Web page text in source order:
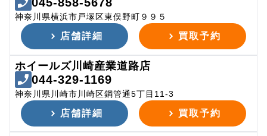
神奈川県横浜市戸塚区東俣野町９９５
店舗詳細 買取予約
ホイールズ川崎産業道路店
044-329-1169
神奈川県川崎市川崎区鋼管通5丁目11-3
店舗詳細 買取予約